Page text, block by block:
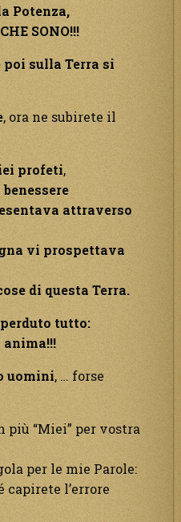
Potenza,
SONO!!!
poi sulla Terra si
, ora ne subirete il
profeti,
attraverso
vi prospettava
di questa Terra.
tutto:
uomini, … forse
“Miei” per vostra
per le mie Parole:
capirete l’errore